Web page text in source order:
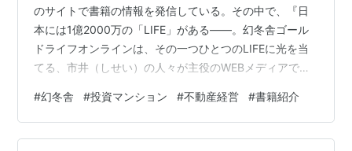
のサイトで書籍の情報を発信している。その中で、『日
本には1億2000万の「LIFE」がある――。幻冬舎ゴール
ドライフオンラインは、その一つひとつのLIFEに光を当
てる、市井（しせい）の人々が主役のWEBメディアで
食、エッセイ、健康など。毎日15本以上の記事をお届け
しています』と、サイトの紹介が行われている。 なん
と、ここに拙書『投資マンションが気になったら読む
#幻冬舎 #投資マンション #不動産経営 #書籍紹介